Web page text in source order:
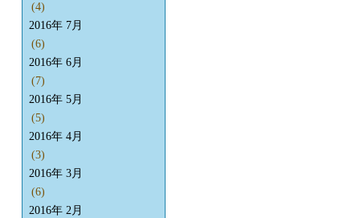
(4)
2016年 7月
(6)
2016年 6月
(7)
2016年 5月
(5)
2016年 4月
(3)
2016年 3月
(6)
2016年 2月